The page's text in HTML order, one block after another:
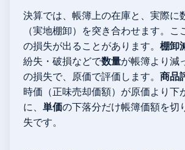
決算では、帳簿上の在庫と、実際に
（実地棚卸）を突き合わせます。こ
の損失が出ることがあります。 棚卸
紛失・破損などで数量が帳簿より減
の損失で、原価で評価します。 商品
時価（正味売却価額）が原価より下
に、 単価の下落分だけ帳簿価額を切
失です。